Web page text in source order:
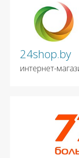
24shop.by
интернет-